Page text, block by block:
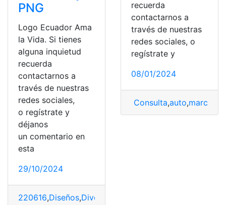
PNG
Logo Ecuador Ama
la Vida. Si tienes
alguna inquietud
recuerda
contactarnos a
través de nuestras
redes sociales,
o regístrate y
déjanos
un comentario en
esta
29/10/2024
220616,Diseños,Diversidad
recuerda
contactarnos a
través de nuestras
redes sociales, o
regístrate y
08/01/2024
Consulta,auto,marca